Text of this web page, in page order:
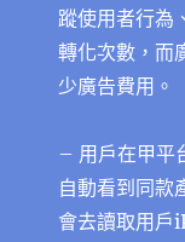
蹤使用者行為
轉化次數，而
少廣告費用。
– 用戶在甲平
自動看到同款
會去讀取用戶